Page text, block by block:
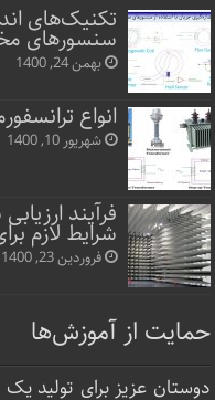
تکنیک‌های
سنسورهای
بهمن 24, 1400
انواع
شهریور 10, 1400
فرآیند
شرایط لازم
فروردین 23, 1400
حمایت از آموزش‌ها
دوستان عزیز برای تولید